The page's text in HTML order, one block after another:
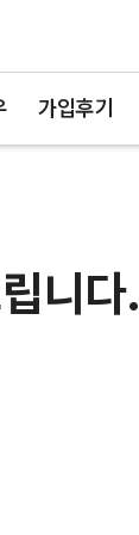
가입후기
니다.